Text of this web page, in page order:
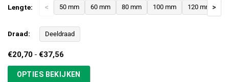
Lengte: < 50 mm 60 mm 80 mm 100 mm 120 mm >
Draad: Deeldraad
€20,70 - €37,56Prijsklasse:
tot
€37,56
OPTIES BEKIJKEN